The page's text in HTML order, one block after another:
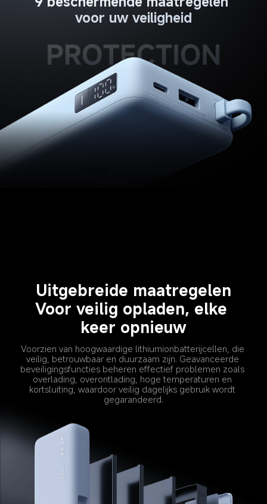
voor uw veiligheid
Uitgebreide maatregelen
Voor veilig opladen, elke
keer opnieuw
Voorzien van hoogwaardige lithiumionbatterijcellen, die
veilig, betrouwbaar en duurzaam zijn. Geavanceerde
beveiligingsfuncties beheren effectief problemen zoals
overlading, overontlading, hoge temperaturen en
kortsluiting, waardoor veilig dagelijks gebruik wordt
gegarandeerd.